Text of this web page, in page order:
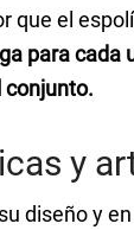
que el
para cada
conjunto.
y
diseño y